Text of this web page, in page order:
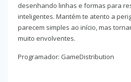
desenhando linhas e formas para
inteligentes. Mantém te atento a
parecem simples ao início, mas
muito envolventes.
Programador: GameDistribution